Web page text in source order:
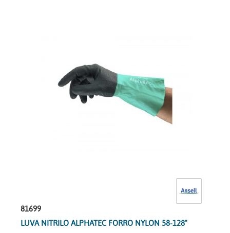
81699
LUVA NITRILO ALPHATEC FORRO NYLON 58-128"